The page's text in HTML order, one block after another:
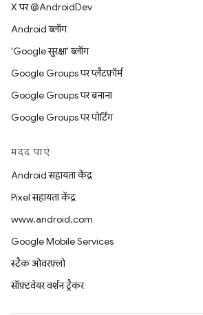
X पर @AndroidDev
Android ब्लॉग
'Google सुरक्षा' ब्लॉग
Google Groups पर प्लैटफ़ॉर्म
Google Groups पर बनाना
Google Groups पर पोर्टिंग
मदद पाएं
Android सहायता केंद्र
Pixel सहायता केंद्र
www.android.com
Google Mobile Services
स्टैक ओवरफ़्लो
सॉफ़्टवेयर वर्शन ट्रैकर